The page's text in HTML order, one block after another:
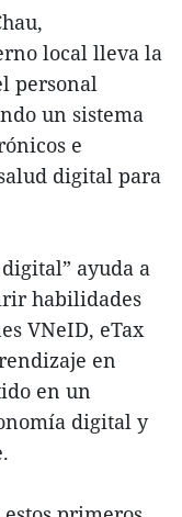
local lleva la
personal
un sistema
e
digital para
ayuda a
habilidades
VNeID, eTax
en
en un
digital y